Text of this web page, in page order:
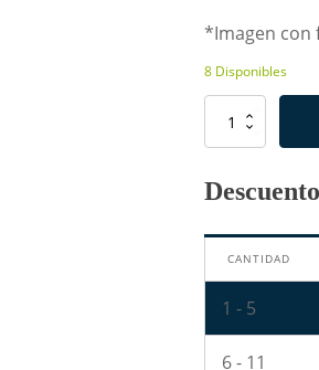
*Imagen con
8 Disponibles
MJ15024
Audio
cantidad
CANTIDAD
1 - 5
6 - 11